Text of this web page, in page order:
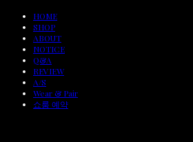
HOME
SHOP
ABOUT
NOTICE
Q&A
REVIEW
A/S
Wear & Pair
쇼룸 예약